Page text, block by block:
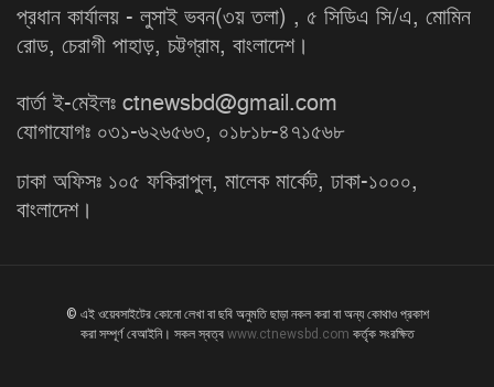
প্রধান কার্যালয় - লুসাই ভবন(৩য় তলা) , ৫ সিডিএ সি/এ, মোমিন
রোড, চেরাগী পাহাড়, চট্টগ্রাম, বাংলাদেশ।
বার্তা ই-মেইলঃ ctnewsbd@gmail.com
যোগাযোগঃ ০৩১-৬২৬৫৬৩, ০১৮১৮-৪৭১৫৬৮
ঢাকা অফিসঃ ১০৫ ফকিরাপুল, মালেক মার্কেট, ঢাকা-১০০০,
বাংলাদেশ।
© এই ওয়েবসাইটের কোনো লেখা বা ছবি অনুমতি ছাড়া নকল করা বা অন্য কোথাও প্রকাশ
করা সম্পূর্ণ বেআইনি। সকল স্বত্ব www.ctnewsbd.com কর্তৃক সংরক্ষিত